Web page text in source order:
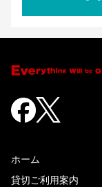
ホーム
貸切ご利用案内